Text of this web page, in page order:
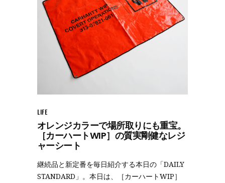
LIFE
オレンジカラーで場所取りにも重宝。
［カーハートWIP］の質実剛健なレジ
ャーシート
継続品と新定番を毎日紹介する本日の「DAILY
STANDARD」。本日は、［カーハートWIP］